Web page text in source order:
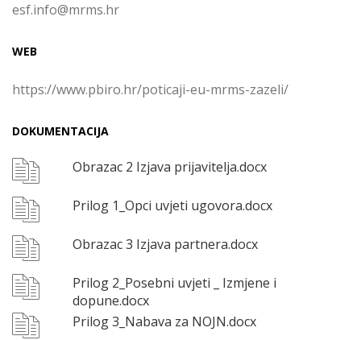
esf.info@mrms.hr
WEB
https://www.pbiro.hr/poticaji-eu-mrms-zazeli/
DOKUMENTACIJA
Obrazac 2 Izjava prijavitelja.docx
Prilog 1_Opci uvjeti ugovora.docx
Obrazac 3 Izjava partnera.docx
Prilog 2_Posebni uvjeti _ Izmjene i
dopune.docx
Prilog 3_Nabava za NOJN.docx